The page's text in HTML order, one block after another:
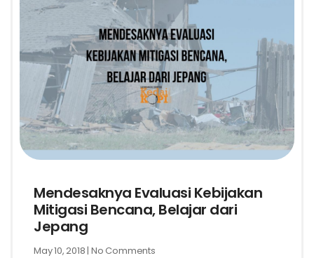
Mendesaknya Evaluasi Kebijakan
Mitigasi Bencana, Belajar dari
Jepang
May 10, 2018 No Comments